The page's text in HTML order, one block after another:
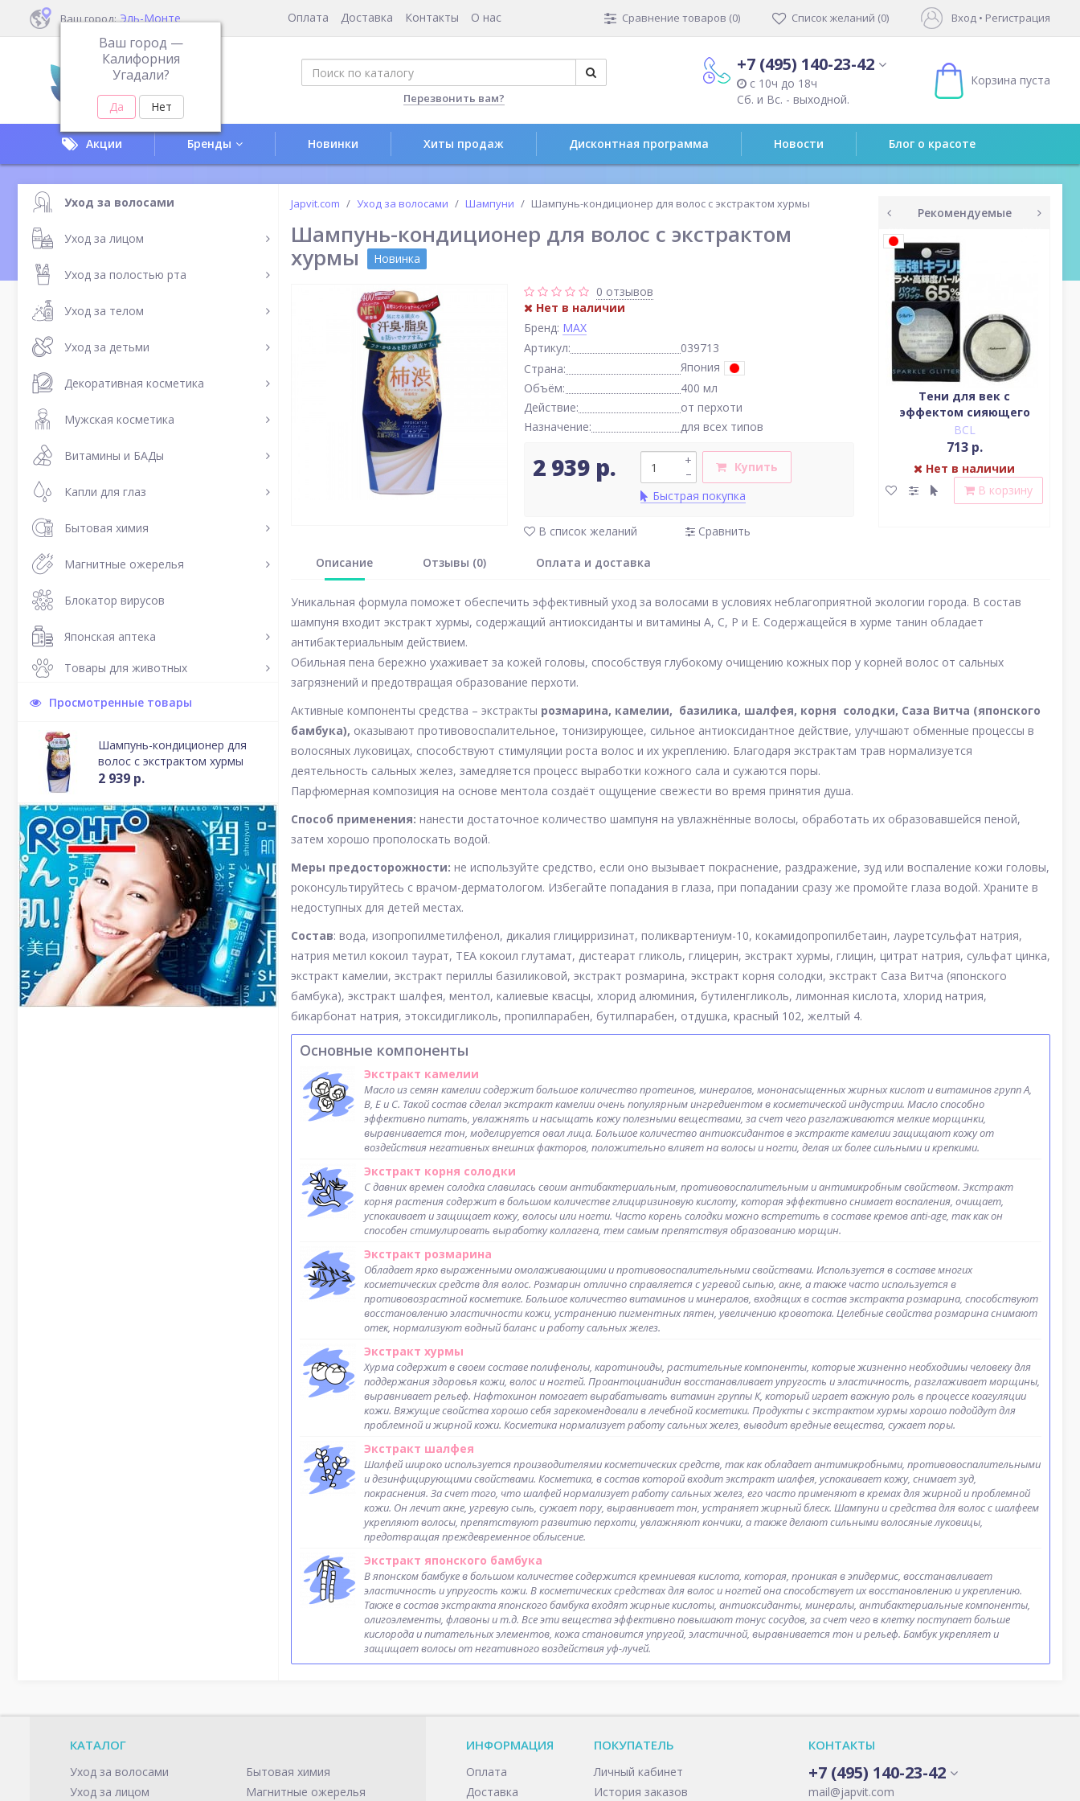
Ваш город: Эль-Монте
Ваш город —
Калифорния
Угадали?
Оплата Доставка Контакты О нас Сравнение товаров (0) Список желаний (0) Вход • Регистрация
Перезвонить вам?
+7 (495) 140-23-42
с 10ч до 18ч
Сб. и Вс. - выходной.
Корзина пуста
Акции Бренды Новинки Хиты продаж Дисконтная программа Новости Блог о красоте
Уход за волосами
Уход за лицом
Уход за полостью рта
Уход за телом
Уход за детьми
Декоративная косметика
Мужская косметика
Витамины и БАДы
Капли для глаз
Бытовая химия
Магнитные ожерелья
Блокатор вирусов
Японская аптека
Товары для животных
Просмотренные товары
Шампунь-кондиционер для
волос с экстрактом хурмы
2 939 р.
Japvit.com Уход за волосами Шампуни Шампунь-кондиционер для волос с экстрактом хурмы
Шампунь-кондиционер для волос с экстрактом
хурмы
Новинка
0 отзывов
Нет в наличии
Бренд: MAX
Артикул:
039713
Страна:
Япония
Объём:
400 мл
Действие:
от перхоти
Назначение:
для всех типов
2 939 р. –
+
Купить
Быстрая покупка
В список желаний Сравнить
Рекомендуемые
насыщенный черный)
2 379 р.
Нет в наличии
Тени для век c
эффектом сияющего
блеска (серебро)
BCL
713 р.
Нет в наличии
В корзину
Описание Отзывы (0) Оплата и доставка
Уникальная формула поможет обеспечить эффективный уход за волосами в условиях неблагоприятной экологии города. В состав
шампуня входит экстракт хурмы, содержащий антиоксиданты и витамины А, С, Р и Е. Содержащейся в хурме танин обладает
антибактериальным действием.
Обильная пена бережно ухаживает за кожей головы, способствуя глубокому очищению кожных пор у корней волос от сальных
загрязнений и предотвращая образование перхоти.
Активные компоненты средства – экстракты розмарина, камелии, базилика, шалфея, корня солодки, Саза Витча (японского
бамбука), оказывают противовоспалительное, тонизирующее, сильное антиоксидантное действие, улучшают обменные процессы в
волосяных луковицах, способствуют стимуляции роста волос и их укреплению. Благодаря экстрактам трав нормализуется
деятельность сальных желез, замедляется процесс выработки кожного сала и сужаются поры.
Парфюмерная композиция на основе ментола создаёт ощущение свежести во время принятия душа.
Способ применения: нанести достаточное количество шампуня на увлажнённые волосы, обработать их образовавшейся пеной,
затем хорошо прополоскать водой.
Меры предосторожности: не используйте средство, если оно вызывает покраснение, раздражение, зуд или воспаление кожи головы,
роконсультируйтесь с врачом-дерматологом. Избегайте попадания в глаза, при попадании сразу же промойте глаза водой. Храните в
недоступных для детей местах.
Состав: вода, изопропилметилфенол, дикалия глицирризинат, поликвартениум-10, кокамидопропилбетаин, лауретсульфат натрия,
натрия метил кокоил таурат, ТЕА кокоил глутамат, дистеарат гликоль, глицерин, экстракт хурмы, глицин, цитрат натрия, сульфат цинка,
экстракт камелии, экстракт периллы базиликовой, экстракт розмарина, экстракт корня солодки, экстракт Саза Витча (японского
бамбука), экстракт шалфея, ментол, калиевые квасцы, хлорид алюминия, бутиленгликоль, лимонная кислота, хлорид натрия,
бикарбонат натрия, этоксидигликоль, пропилпарабен, бутилпарабен, отдушка, красный 102, желтый 4.
Основные компоненты
Экстракт камелии
Масло из семян камелии содержит большое количество протеинов, минералов, мононасыщенных жирных кислот и витаминов групп A,
B, E и С. Такой состав сделал экстракт камелии очень популярным ингредиентом в косметической индустрии. Масло способно
эффективно питать, увлажнять и насыщать кожу полезными веществами, за счет чего разглаживаются мелкие морщинки,
выравнивается тон, моделируется овал лица. Большое количество антиоксидантов в экстракте камелии защищают кожу от
воздействия негативных внешних факторов, положительно влияет на волосы и ногти, делая их более сильными и крепкими.
Экстракт корня солодки
С давних времен солодка славилась своим антибактериальным, противовоспалительным и антимикробным свойством. Экстракт
корня растения содержит в большом количестве глициризиновую кислоту, которая эффективно снимает воспаления, очищает,
успокаивает и защищает кожу, волосы или ногти. Часто корень солодки можно встретить в составе кремов anti-age, так как он
способен стимулировать выработку коллагена, тем самым препятствуя образованию морщин.
Экстракт розмарина
Обладает ярко выраженными омолаживающими и противовоспалительными свойствами. Используется в составе многих
косметических средств для волос. Розмарин отлично справляется с угревой сыпью, акне, а также часто используется в
противовозрастной косметике. Большое количество витаминов и минералов, входящих в состав экстракта розмарина, способствуют
восстановлению эластичности кожи, устранению пигментных пятен, увеличению кровотока. Целебные свойства розмарина снимают
отек, нормализуют водный баланс и работу сальных желез.
Экстракт хурмы
Хурма содержит в своем составе полифенолы, каротиноиды, растительные компоненты, которые жизненно необходимы человеку для
поддержания здоровья кожи, волос и ногтей. Проантоцианидин восстанавливает упругость и эластичность, разглаживает морщины,
выравнивает рельеф. Нафтохинон помогает вырабатывать витамин группы К, который играет важную роль в процессе коагуляции
кожи. Вяжущие свойства хорошо себя зарекомендовали в лечебной косметики. Продукты с экстрактом хурмы хорошо подойдут для
проблемной и жирной кожи. Косметика нормализует работу сальных желез, выводит вредные вещества, сужает поры.
Экстракт шалфея
Шалфей широко используется производителями косметических средств, так как обладает антимикробными, противовоспалительными
и дезинфицирующими свойствами. Косметика, в состав которой входит экстракт шалфея, успокаивает кожу, снимает зуд,
покраснения. За счет того, что шалфей нормализует работу сальных желез, его часто применяют в кремах для жирной и проблемной
кожи. Он лечит акне, угревую сыпь, сужает пору, выравнивает тон, устраняет жирный блеск. Шампуни и средства для волос с шалфеем
укрепляют волосы, препятствуют развитию перхоти, увлажняют кончики, а также делают сильными волосяные луковицы,
предотвращая преждевременное облысение.
Экстракт японского бамбука
В японском бамбуке в большом количестве содержится кремниевая кислота, которая, проникая в эпидермис, восстанавливает
эластичность и упругость кожи. В косметических средствах для волос и ногтей она способствует их восстановлению и укреплению.
Также в состав экстракта японского бамбука входят жирные кислоты, антиоксиданты, минералы, антибактериальные компоненты,
олигоэлементы, флавоны и т.д. Все эти вещества эффективно повышают тонус сосудов, за счет чего в клетку поступает больше
кислорода и питательных элементов, кожа становится упругой, эластичной, выравнивается тон и рельеф. Бамбук укрепляет и
защищает волосы от негативного воздействия уф-лучей.
КАТАЛОГ
Уход за волосами
Уход за лицом
Бытовая химия
Магнитные ожерелья
ИНФОРМАЦИЯ
Оплата
Доставка
ПОКУПАТЕЛЬ
Личный кабинет
История заказов
КОНТАКТЫ
+7 (495) 140-23-42
mail@japvit.com